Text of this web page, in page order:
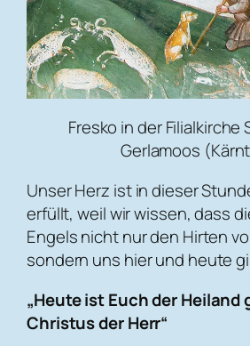
Fresko in der Filialkirche
Gerlamoos
Unser Herz ist in dieser
erfüllt, weil wir wissen, dass
Engels nicht nur den Hirten
sondern uns hier und heute
„Heute ist Euch der Heiland
Christus der Herr“